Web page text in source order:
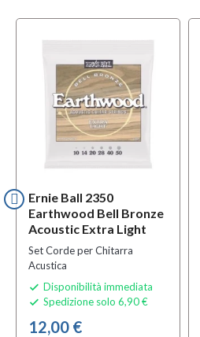
Ernie Ball 2350
Earthwood Bell Bronze
Acoustic Extra Light
Set Corde per Chitarra
Acustica
 Disponibilità immediata
 Spedizione solo 6,90 €
12,00 €